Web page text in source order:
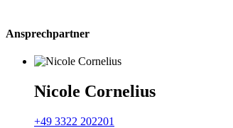
Ansprechpartner
Nicole Cornelius
+49 3322 202201